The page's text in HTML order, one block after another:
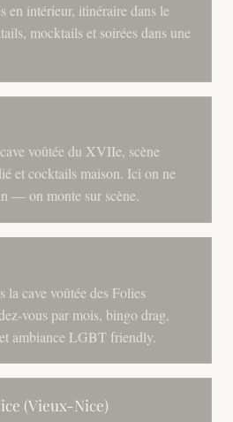
en intérieur, itinéraire dans le
mocktails et soirées dans une
voûtée du XVIIe, scène
et cocktails maison. Ici on ne
— on monte sur scène.
la cave voûtée des Folies
vous par mois, bingo drag,
ambiance LGBT friendly.
(Vieux-Nice)